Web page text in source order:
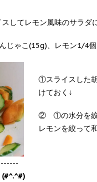
してレモン風味のサラダに
じゃこ(15g)、レモン1/4個
①スライスした
けておく↓
② ①の水分を絞
レモンを絞って